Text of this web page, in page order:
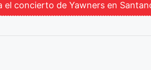
concierto de Yawners en